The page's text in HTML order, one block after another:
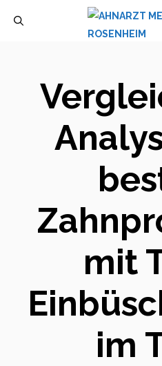
mit
im